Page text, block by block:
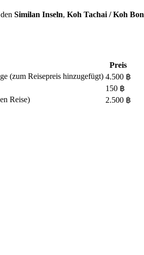
Similan Inseln, Koh Tachai / Koh Bon
Preis
(zum Reisepreis hinzugefügt) 4.500 ฿
150 ฿
Reise)
2.500 ฿